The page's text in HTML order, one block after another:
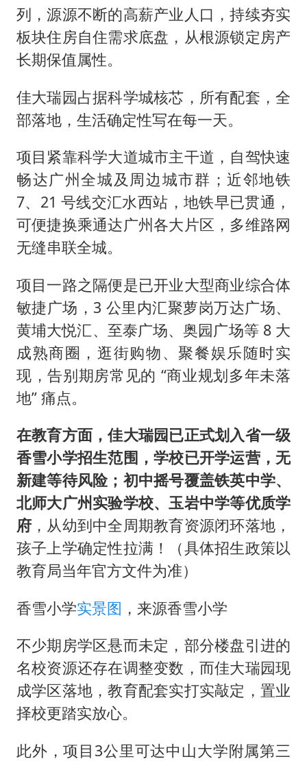
列，源源不断的高薪产业人口，持续夯实
板块住房自住需求底盘，从根源锁定房产
长期保值属性。
佳大瑞园占据科学城核芯，所有配套，全
部落地，生活确定性写在每一天。
项目紧靠科学大道城市主干道，自驾快速
畅达广州全城及周边城市群；近邻地铁
7、21 号线交汇水西站，地铁早已贯通，
可便捷换乘通达广州各大片区，多维路网
无缝串联全城。
项目一路之隔便是已开业大型商业综合体
敏捷广场，3 公里内汇聚萝岗万达广场、
黄埔大悦汇、至泰广场、奥园广场等 8 大
成熟商圈，逛街购物、聚餐娱乐随时实
现，告别期房常见的 “商业规划多年未落
地” 痛点。
在教育方面，佳大瑞园已正式划入省一级
香雪小学招生范围，学校已开学运营，无
新建等待风险；初中摇号覆盖铁英中学、
北师大广州实验学校、玉岩中学等优质学
府 ，从幼到中全周期教育资源闭环落地，
孩子上学确定性拉满！（具体招生政策以
教育局当年官方文件为准）
香雪小学实景图 ，来源香雪小学
不少期房学区悬而未定，部分楼盘引进的
名校资源还存在调整变数，而佳大瑞园现
成学区落地，教育配套实打实敲定，置业
择校更踏实放心。
此外，项目3公里可达中山大学附属第三